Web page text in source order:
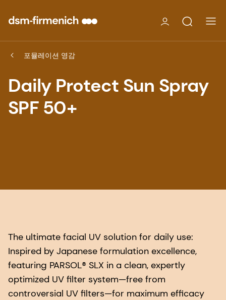
포뮬레이션 영감
Daily Protect Sun Spray
SPF 50+
The ultimate facial UV solution for daily use:
Inspired by Japanese formulation excellence,
featuring PARSOL® SLX in a clean, expertly
optimized UV filter system—free from
controversial UV filters—for maximum efficacy